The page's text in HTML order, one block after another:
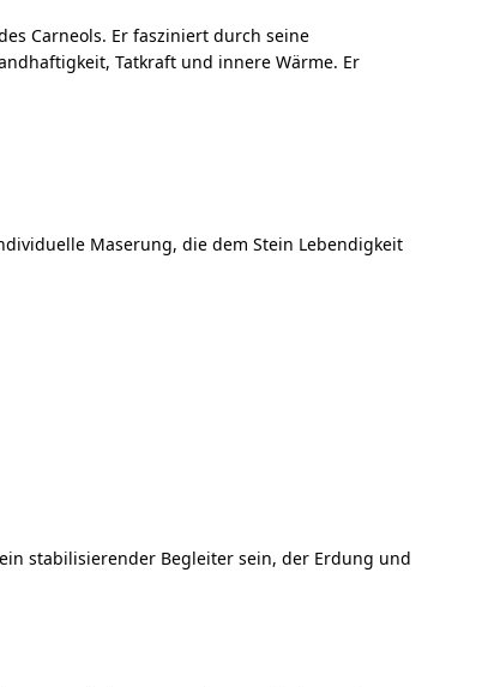
Carneols. Er fasziniert durch seine
Tatkraft und innere Wärme. Er
Maserung, die dem Stein Lebendigkeit
stabilisierender Begleiter sein, der Erdung und